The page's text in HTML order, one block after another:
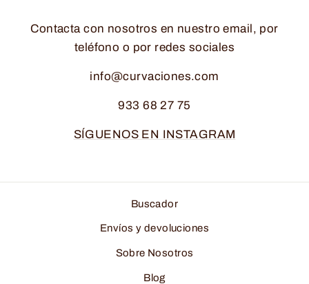
Contacta con nosotros en nuestro email, por
teléfono o por redes sociales
info@curvaciones.com
933 68 27 75
SÍGUENOS EN INSTAGRAM
Buscador
Envíos y devoluciones
Sobre Nosotros
Blog